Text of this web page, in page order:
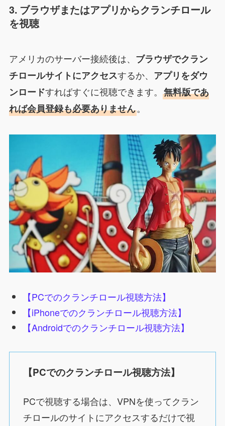
3. ブラウザまたはアプリからクランチロール
を視聴
アメリカのサーバー接続後は、 ブラウザでクラン
チロールサイトにアクセスするか、 アプリをダウ
ンロードすればすぐに視聴できます。 無料版であ
れば会員登録も必要ありません。
【PCでのクランチロール視聴方法】
【iPhoneでのクランチロール視聴方法】
【Androidでのクランチロール視聴方法】
【PCでのクランチロール視聴方法】
PCで視聴する場合は、VPNを使ってクラン
チロールのサイトにアクセスするだけで視